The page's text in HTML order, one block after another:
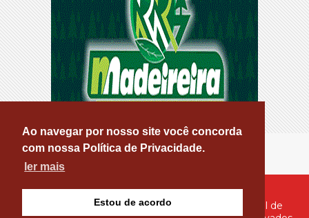
Ao navegar por nosso site você concorda
com nossa Política de Privacidade.
ler mais
Estou de acordo
© Copyright 2026 - PATOS ONLINE - O seu Portal de